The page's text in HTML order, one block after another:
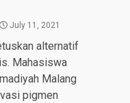
July 11, 2021
alternatif
Mahasiswa
Malang
pigmen